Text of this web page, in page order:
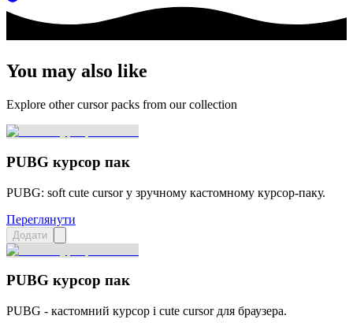
You may also like
Explore other cursor packs from our collection
PUBG курсор пак
PUBG: soft cute cursor у зручному кастомному курсор-паку.
Переглянути
Додати
PUBG курсор пак
PUBG - кастомний курсор і cute cursor для браузера.